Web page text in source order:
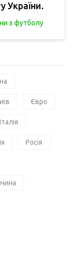
України.
з футболу
Євро
Італія
Росія